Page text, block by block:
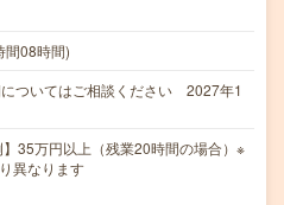
間08時間)
ついてはご相談ください 2027年1
35万円以上（残業20時間の場合）※
異なります